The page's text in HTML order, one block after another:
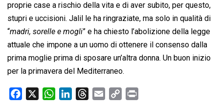
proprie case a rischio della vita e di aver subito, per questo,
stupri e uccisioni. Jalil le ha ringraziate, ma solo in qualità di
“madri, sorelle e mogli” e ha chiesto l’abolizione della legge
attuale che impone a un uomo di ottenere il consenso dalla
prima moglie prima di sposare un’altra donna. Un buon inizio
per la primavera del Mediterraneo.
W